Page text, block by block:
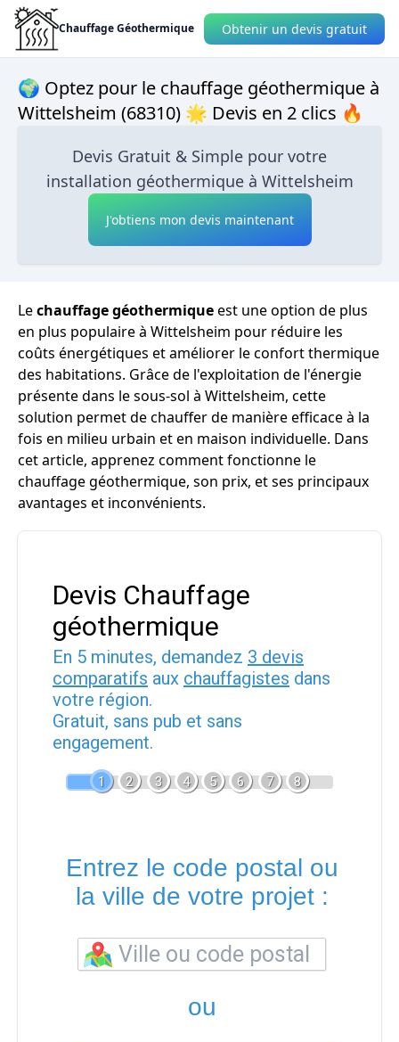
Chauffage Géothermique Obtenir un devis gratuit
🌍 Optez pour le chauffage géothermique à
Wittelsheim (68310) 🌟 Devis en 2 clics 🔥
Devis Gratuit & Simple pour votre
installation géothermique à Wittelsheim
J'obtiens mon devis maintenant
Lechauffage géothermiqueest une option de plus
en plus populaire à Wittelsheim pour réduire les
coûts énergétiques et améliorer le confort thermique
des habitations. Grâce de l'exploitation de l'énergie
présente dans le sous-sol à Wittelsheim, cette
solution permet de chauffer de manière efficace à la
fois en milieu urbain et en maison individuelle. Dans
cet article, apprenez comment fonctionne le
chauffage géothermique, son prix, et ses principaux
avantages et inconvénients.
Devis Chauffage
géothermique
En 5 minutes, demandez 3 devis
comparatifs aux chauffagistes dans
votre région.
Gratuit, sans pub et sans
engagement.
1 2 3 4 5 6 7 8
Entrez le code postal ou
la ville de votre projet :
ou